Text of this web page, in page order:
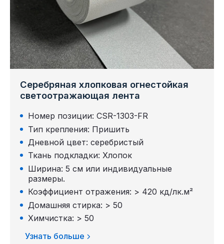
Серебряная хлопковая огнестойкая
светоотражающая лента
Номер позиции: CSR-1303-FR
Тип крепления: Пришить
Дневной цвет: серебристый
Ткань подкладки: Хлопок
Ширина: 5 см или индивидуальные
размеры.
Коэффициент отражения: > 420 кд/лк.м²
Домашняя стирка: > 50
Химчистка: > 50
Узнать больше